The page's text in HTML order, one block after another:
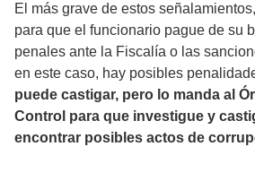
El más grave de estos
para que el funcionario pague de su
penales ante la Fiscalía o las
en este caso, hay posibles
puede castigar, pero lo manda al
Control para que investigue y
encontrar posibles actos de